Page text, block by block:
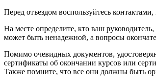
Перед отъездом воспользуйтесь
На месте определите, кто ваш
может быть ненадежной, а вопросы
Помимо очевидных документов,
сертификаты об окончании курсов или
Также помните, что все они должны быть